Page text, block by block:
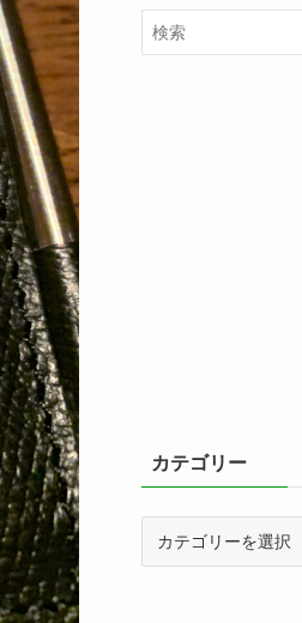
カテゴリー